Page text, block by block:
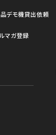
デモ機貸出依頼
マガ登録